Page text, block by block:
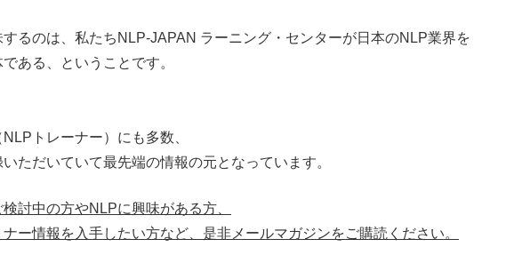
するのは、私たちNLP-JAPAN ラーニング・センターが日本のNLP業界を
ある、ということです。
トレーナー）にも多数、
ただいていて最先端の情報の元となっています。
討中の方やNLPに興味がある方、
ー情報を入手したい方など、是非メールマガジンをご購読ください。